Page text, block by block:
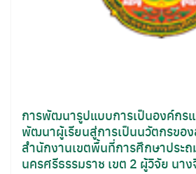
การพัฒนารูปแบบการเป็นองค์กร
พัฒนาผู้เรียนสู่การเป็นนวัตกรขอ
สำนักงานเขตพื้นที่การศึกษาประ
นครศรีธรรมราช เขต 2 ผู้วิจัย นา